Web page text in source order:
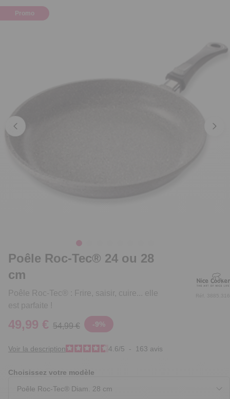
Promo
Poêle Roc-Tec® 24 ou 28
cm
Poêle Roc-Tec® : Frire, saisir, cuire... elle
est parfaite !
Réf. 3885.316
49,99 € 54,99 € -9%
Voir la description 4.6/5 - 163 avis
Choisissez votre modèle